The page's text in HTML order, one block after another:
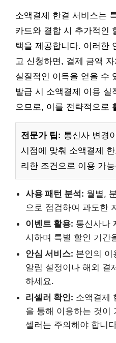
소액결제 한결 서비스는
카드와 결합 시 추가적인
택을 제공합니다. 이러한
고 신청하면, 결제 금액
실질적인 이득을 얻을 수
발급 시 소액결제 이용 실
으므로, 이를 전략적으로
전문가 팁: 통신사 변경
시점에 맞춰 소액결제
리한 조건으로 이용 가
사용 패턴 분석: 월별,
으로 점검하여 과도한
이벤트 활용: 통신사나
시하며 특별 할인 기간
안심 서비스: 본인의 이
알림 설정이나 해외 결
하세요.
리셀러 확인: 소액결제
을 통해 이용하는 것이
셀러는 주의해야 합니